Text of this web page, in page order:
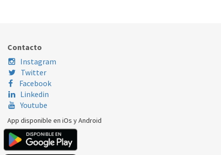
LG
Contacto
Instagram
Twitter
Facebook
Linkedin
Youtube
App disponible en iOs y Android